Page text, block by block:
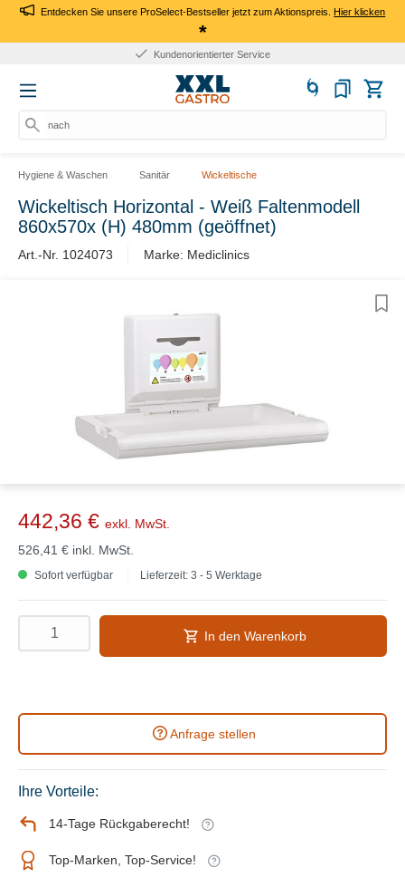
Entdecken Sie unsere ProSelect-Bestseller jetzt zum Aktionspreis.Hier klicken
*
Kundenorientierter Service
nach
Hygiene & Waschen Sanitär Wickeltische
Wickeltisch Horizontal - Weiß Faltenmodell
860x570x (H) 480mm (geöffnet)
Art.-Nr. 1024073 Marke: Mediclinics
442,36 € exkl. MwSt.
526,41 € inkl. MwSt.
Sofort verfügbar Lieferzeit: 3 - 5 Werktage
In den Warenkorb
Anfrage stellen
Ihre Vorteile:
14-Tage Rückgaberecht!
Top-Marken, Top-Service!